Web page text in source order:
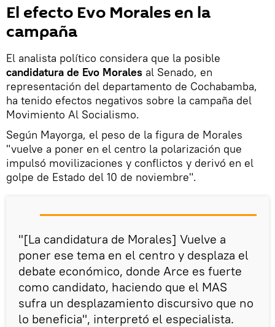
El efecto Evo Morales en la
campaña
El analista político considera que la posible
candidatura de Evo Morales al Senado, en
representación del departamento de Cochabamba,
ha tenido efectos negativos sobre la campaña del
Movimiento Al Socialismo.
Según Mayorga, el peso de la figura de Morales
"vuelve a poner en el centro la polarización que
impulsó movilizaciones y conflictos y derivó en el
golpe de Estado del 10 de noviembre".
"[La candidatura de Morales] Vuelve a
poner ese tema en el centro y desplaza el
debate económico, donde Arce es fuerte
como candidato, haciendo que el MAS
sufra un desplazamiento discursivo que no
lo beneficia", interpretó el especialista.